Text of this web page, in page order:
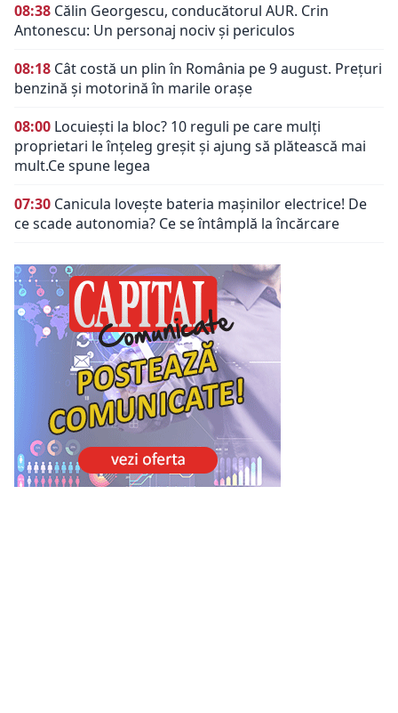
08:38 Călin Georgescu, conducătorul AUR. Crin
Antonescu: Un personaj nociv şi periculos
08:18 Cât costă un plin în România pe 9 august. Prețuri
benzină și motorină în marile orașe
08:00 Locuiești la bloc? 10 reguli pe care mulți
proprietari le înțeleg greșit și ajung să plătească mai
mult.Ce spune legea
07:30 Canicula lovește bateria mașinilor electrice! De
ce scade autonomia? Ce se întâmplă la încărcare